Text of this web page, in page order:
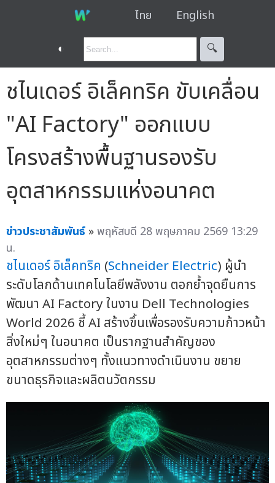
ไทย English
◐ 🔍︎
ชไนเดอร์ อิเล็คทริค ขับเคลื่อน
"AI Factory" ออกแบบ
โครงสร้างพื้นฐานรองรับ
อุตสาหกรรมแห่งอนาคต
ข่าวประชาสัมพันธ์ »พฤหัสบดี 28 พฤษภาคม 2569 13:29
น.
ชไนเดอร์ อิเล็คทริค (Schneider Electric) ผู้นำ
ระดับโลกด้านเทคโนโลยีพลังงาน ตอกย้ำจุดยืนการ
พัฒนา AI Factory ในงาน Dell Technologies
World 2026 ชี้ AI สร้างขึ้นเพื่อรองรับความก้าวหน้า
สิ่งใหม่ๆ ในอนาคต เป็นรากฐานสำคัญของ
อุตสาหกรรมต่างๆ ทั้งแนวทางดำเนินงาน ขยาย
ขนาดธุรกิจและผลิตนวัตกรรม